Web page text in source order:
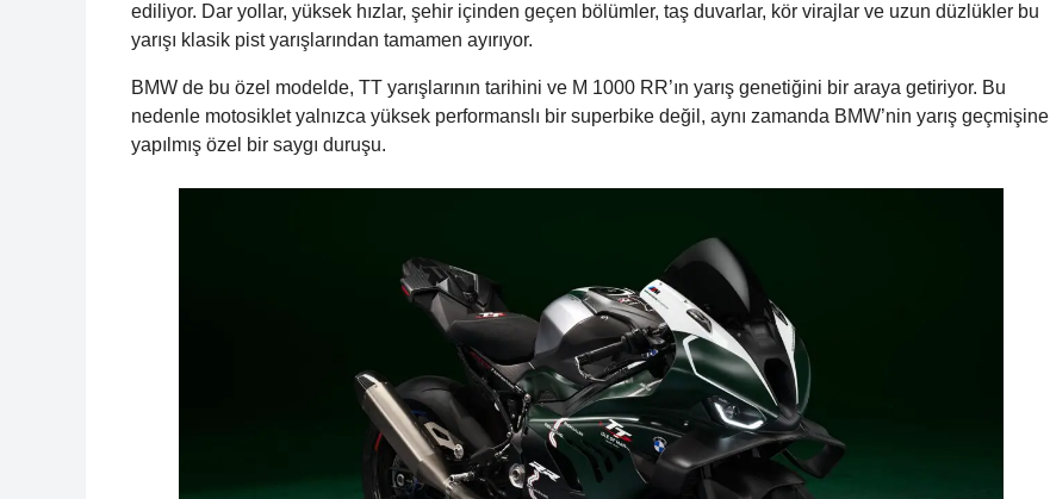
ediliyor. Dar yollar, yüksek hızlar, şehir içinden geçen bölümler, taş duvarlar, kör virajlar ve uzun düzlükler bu
yarışı klasik pist yarışlarından tamamen ayırıyor.
BMW de bu özel modelde, TT yarışlarının tarihini ve M 1000 RR’ın yarış genetiğini bir araya getiriyor. Bu
nedenle motosiklet yalnızca yüksek performanslı bir superbike değil, aynı zamanda BMW’nin yarış geçmişine
yapılmış özel bir saygı duruşu.